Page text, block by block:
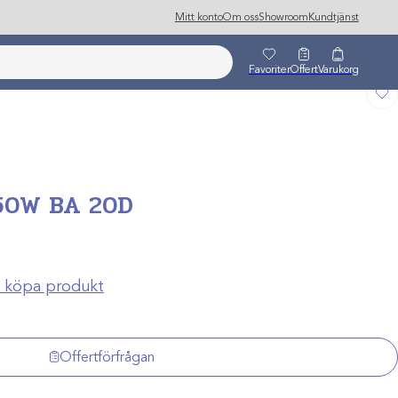
Mitt kontoOm ossShowroom Kundtjänst
FavoriterOffertVarukorg
BA 20D
köpa produkt
Offertförfrågan